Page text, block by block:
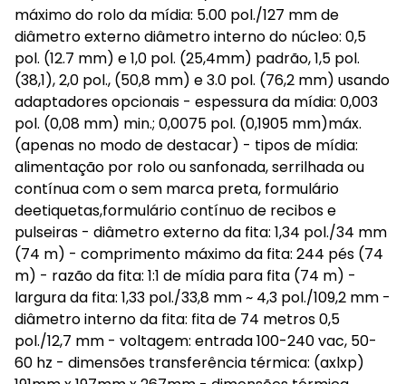
máximo do rolo da mídia: 5.00 pol./127 mm de
diâmetro externo diâmetro interno do núcleo: 0,5
pol. (12.7 mm) e 1,0 pol. (25,4mm) padrão, 1,5 pol.
(38,1), 2,0 pol., (50,8 mm) e 3.0 pol. (76,2 mm) usando
adaptadores opcionais - espessura da mídia: 0,003
pol. (0,08 mm) min.; 0,0075 pol. (0,1905 mm)máx.
(apenas no modo de destacar) - tipos de mídia:
alimentação por rolo ou sanfonada, serrilhada ou
contínua com o sem marca preta, formulário
deetiquetas,formulário contínuo de recibos e
pulseiras - diâmetro externo da fita: 1,34 pol./34 mm
(74 m) - comprimento máximo da fita: 244 pés (74
m) - razão da fita: 1:1 de mídia para fita (74 m) -
largura da fita: 1,33 pol./33,8 mm ~ 4,3 pol./109,2 mm -
diâmetro interno da fita: fita de 74 metros 0,5
pol./12,7 mm - voltagem: entrada 100-240 vac, 50-
60 hz - dimensões transferência térmica: (axlxp)